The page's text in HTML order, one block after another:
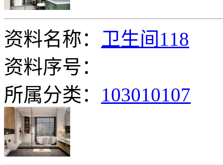
资料名称： 卫生间118
资料序号：
所属分类： 103010107